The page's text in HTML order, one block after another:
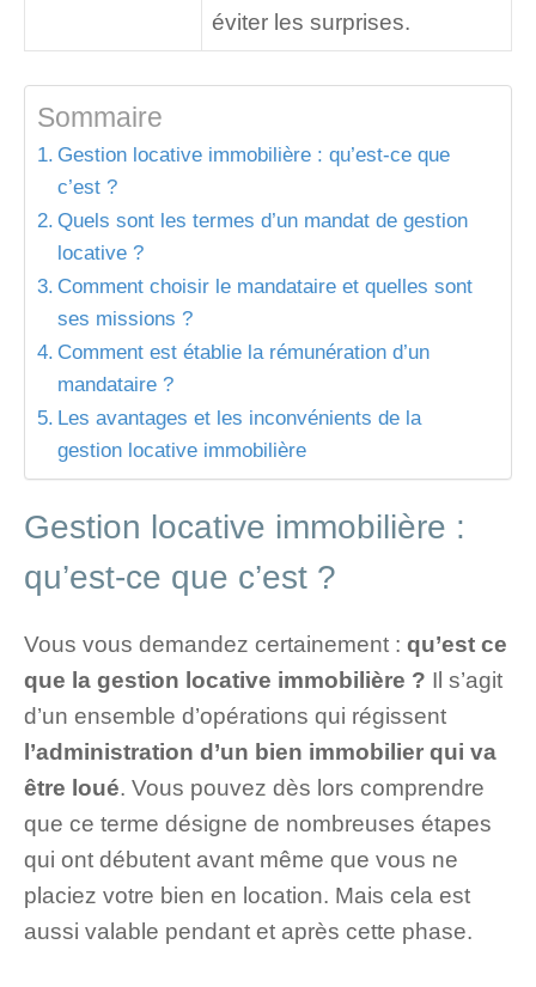
éviter les surprises.
Sommaire
Gestion locative immobilière : qu’est-ce que
c’est ?
Quels sont les termes d’un mandat de gestion
locative ?
Comment choisir le mandataire et quelles sont
ses missions ?
Comment est établie la rémunération d’un
mandataire ?
Les avantages et les inconvénients de la
gestion locative immobilière
Gestion locative immobilière :
qu’est-ce que c’est ?
Vous vous demandez certainement : qu’est ce
que la gestion locative immobilière ? Il s’agit
d’un ensemble d’opérations qui régissent
l’administration d’un bien immobilier qui va
être loué. Vous pouvez dès lors comprendre
que ce terme désigne de nombreuses étapes
qui ont débutent avant même que vous ne
placiez votre bien en location. Mais cela est
aussi valable pendant et après cette phase.